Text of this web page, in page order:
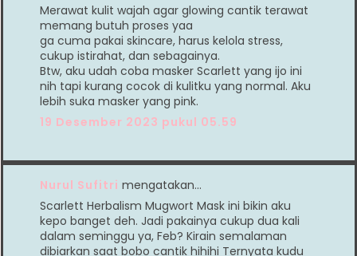
Merawat kulit wajah agar glowing cantik terawat
memang butuh proses yaa
ga cuma pakai skincare, harus kelola stress,
cukup istirahat, dan sebagainya.
Btw, aku udah coba masker Scarlett yang ijo ini
nih tapi kurang cocok di kulitku yang normal. Aku
lebih suka masker yang pink.
19 Desember 2023 pukul 05.59
Nurul Sufitri mengatakan…
Scarlett Herbalism Mugwort Mask ini bikin aku
kepo banget deh. Jadi pakainya cukup dua kali
dalam seminggu ya, Feb? Kirain semalaman
dibiarkan saat bobo cantik hihihi Ternyata kudu